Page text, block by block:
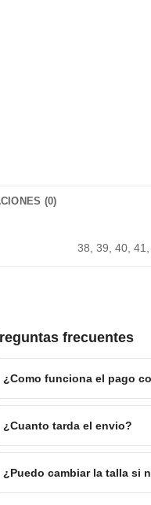
(0)
38, 39, 40,
frecuentes
¿Como funciona el pago
¿Cuanto tarda el envio?
¿Puedo cambiar la talla si